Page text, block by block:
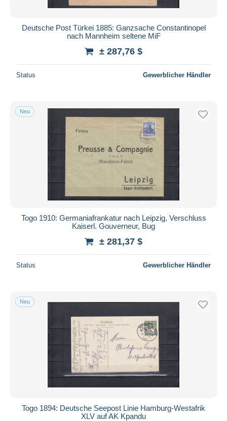
Deutsche Post Türkei 1885: Ganzsache Constantinopel
nach Mannheim seltene MiF
± 287,76 $
Status Gewerblicher Händler
Neu
Togo 1910: Germaniafrankatur nach Leipzig, Verschluss
Kaiserl. Gouverneur, Bug
± 281,37 $
Status Gewerblicher Händler
Neu
Togo 1894: Deutsche Seepost Linie Hamburg-Westafrik
XLV auf AK Kpandu